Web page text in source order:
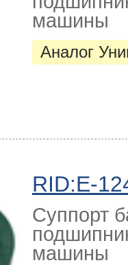
машины
Аналог
RID:E-
Суппорт
машины